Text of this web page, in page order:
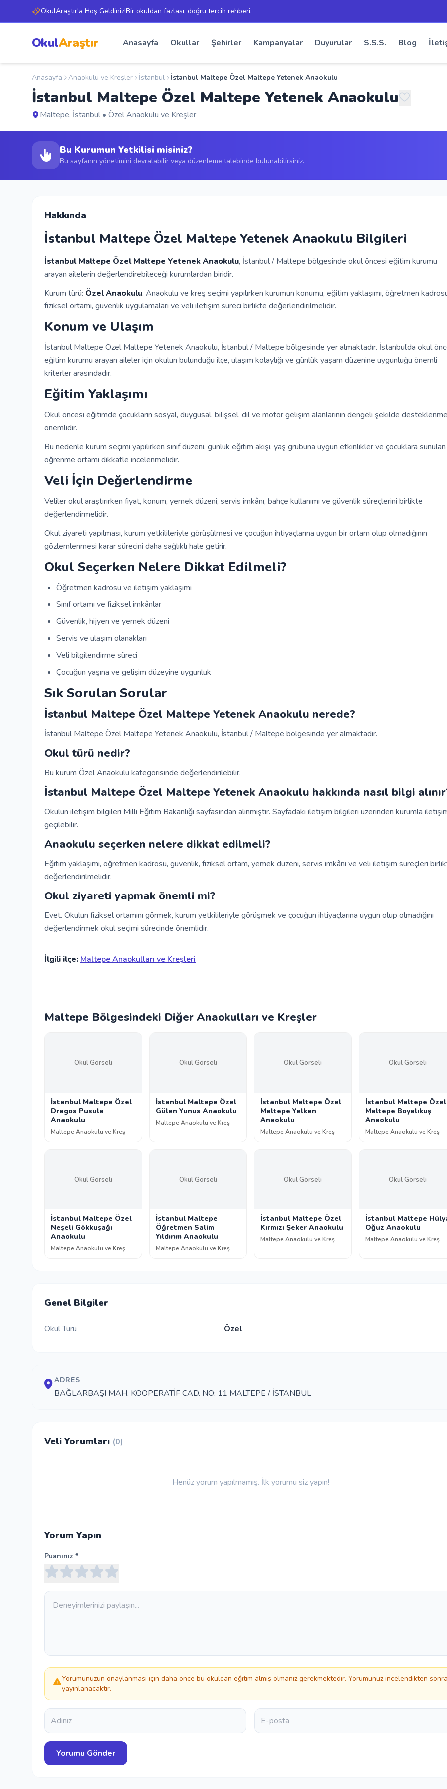
OkulAraştır'a Hoş Geldiniz!Bir okuldan fazlası, doğru tercih rehberi.
OkulAraştır Anasayfa Okullar Şehirler Kampanyalar Duyurular S.S.S. Blog
Anasayfa Anaokulu ve Kreşler İstanbul İstanbul Maltepe Özel Maltepe Yetenek Anaokulu
İstanbul Maltepe Özel Maltepe Yetenek Anaokulu
Maltepe, İstanbul • Özel Anaokulu ve Kreşler
Bu Kurumun Yetkilisi misiniz?
Bu sayfanın yönetimini devralabilir veya düzenleme talebinde bulunabilirsiniz.
Hakkında
İstanbul Maltepe Özel Maltepe Yetenek Anaokulu Bilgileri
İstanbul Maltepe Özel Maltepe Yetenek Anaokulu, İstanbul / Maltepe bölgesinde okul öncesi eğitim kurumu
arayan ailelerin değerlendirebileceği kurumlardan biridir.
Kurum türü: Özel Anaokulu. Anaokulu ve kreş seçimi yapılırken kurumun konumu, eğitim yaklaşımı, öğretmen
fiziksel ortamı, güvenlik uygulamaları ve veli iletişim süreci birlikte değerlendirilmelidir.
Konum ve Ulaşım
İstanbul Maltepe Özel Maltepe Yetenek Anaokulu, İstanbul / Maltepe bölgesinde yer almaktadır. İstanbul’da okul
eğitim kurumu arayan aileler için okulun bulunduğu ilçe, ulaşım kolaylığı ve günlük yaşam düzenine uygunluğu önemli
kriterler arasındadır.
Eğitim Yaklaşımı
Okul öncesi eğitimde çocukların sosyal, duygusal, bilişsel, dil ve motor gelişim alanlarının dengeli şekilde
önemlidir.
Bu nedenle kurum seçimi yapılırken sınıf düzeni, günlük eğitim akışı, yaş grubuna uygun etkinlikler ve çocuklara sunulan
öğrenme ortamı dikkatle incelenmelidir.
Veli İçin Değerlendirme
Veliler okul araştırırken fiyat, konum, yemek düzeni, servis imkânı, bahçe kullanımı ve güvenlik süreçlerini birlikte
değerlendirmelidir.
Okul ziyareti yapılması, kurum yetkilileriyle görüşülmesi ve çocuğun ihtiyaçlarına uygun bir ortam olup olmadığının
gözlemlenmesi karar sürecini daha sağlıklı hale getirir.
Okul Seçerken Nelere Dikkat Edilmeli?
Öğretmen kadrosu ve iletişim yaklaşımı
Sınıf ortamı ve fiziksel imkânlar
Güvenlik, hijyen ve yemek düzeni
Servis ve ulaşım olanakları
Veli bilgilendirme süreci
Çocuğun yaşına ve gelişim düzeyine uygunluk
Sık Sorulan Sorular
İstanbul Maltepe Özel Maltepe Yetenek Anaokulu nerede?
İstanbul Maltepe Özel Maltepe Yetenek Anaokulu, İstanbul / Maltepe bölgesinde yer almaktadır.
Okul türü nedir?
Bu kurum Özel Anaokulu kategorisinde değerlendirilebilir.
İstanbul Maltepe Özel Maltepe Yetenek Anaokulu hakkında nasıl bilgi
Okulun iletişim bilgileri Milli Eğitim Bakanlığı sayfasından alınmıştır. Sayfadaki iletişim bilgileri üzerinden kurumla
geçilebilir.
Anaokulu seçerken nelere dikkat edilmeli?
Eğitim yaklaşımı, öğretmen kadrosu, güvenlik, fiziksel ortam, yemek düzeni, servis imkânı ve veli iletişim süreçleri
değerlendirilmelidir.
Okul ziyareti yapmak önemli mi?
Evet. Okulun fiziksel ortamını görmek, kurum yetkilileriyle görüşmek ve çocuğun ihtiyaçlarına uygun olup olmadığını
değerlendirmek okul seçimi sürecinde önemlidir.
İlgili ilçe: Maltepe Anaokulları ve Kreşleri
Maltepe Bölgesindeki Diğer Anaokulları ve Kreşler
Okul Görseli
İstanbul Maltepe Özel
Dragos Pusula
Anaokulu
Maltepe Anaokulu ve Kreş
Okul Görseli
İstanbul Maltepe Özel
Gülen Yunus Anaokulu
Maltepe Anaokulu ve Kreş
Okul Görseli
İstanbul Maltepe Özel
Maltepe Yelken
Anaokulu
Maltepe Anaokulu ve Kreş
Okul Görseli
İstanbul Maltepe Özel
Maltepe Boyalıkuş
Anaokulu
Maltepe Anaokulu ve Kreş
Okul Görseli
İstanbul Maltepe Özel
Neşeli Gökkuşağı
Anaokulu
Maltepe Anaokulu ve Kreş
Okul Görseli
İstanbul Maltepe
Öğretmen Salim
Yıldırım Anaokulu
Maltepe Anaokulu ve Kreş
Okul Görseli
İstanbul Maltepe Özel
Kırmızı Şeker Anaokulu
Maltepe Anaokulu ve Kreş
Okul Görseli
İstanbul Maltepe
Oğuz Anaokulu
Maltepe Anaokulu ve Kreş
Genel Bilgiler
Okul Türü Özel
ADRES
BAĞLARBAŞI MAH. KOOPERATİF CAD. NO: 11 MALTEPE / İSTANBUL
Veli Yorumları (0)
Henüz yorum yapılmamış. İlk yorumu siz yapın!
Yorum Yapın
Puanınız *
Yorumunuzun onaylanması için daha önce bu okuldan eğitim almış olmanız gerekmektedir. Yorumunuz incelendikten sonra
yayınlanacaktır.